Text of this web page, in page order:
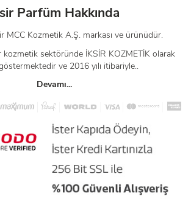
Parfüm Hakkında
MCC Kozmetik A.Ş. markası ve ürünüdür.
kozmetik sektöründe İKSİR KOZMETİK olarak
ve 2016 yılı itibariyle..
Devamı...